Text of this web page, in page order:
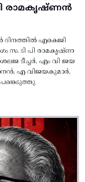
രാമകൃഷ്‌ണൻ
എകെജി
സ. ടി പി രാമകൃഷ്‌ണ
ടീച്ചർ, എം വി ജയ
എ വിജയകുമാർ,